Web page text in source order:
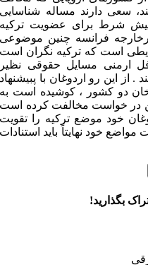
سعی دارند مساله شناسایی
یک پیش شرط برای عضویت ترکیه
فرانسه چنین موضوعی
است که ترکیه نگران است
ارمنی مسایل حقوقی نظیر
این رو اردوغان با پبیشنهاد
دو کشور ، کوشیده است به
در خواست مخالفت کرده است
خود موضع ترکیه را تقویت
خود نهایتاً باید استنادات
بگذارید!